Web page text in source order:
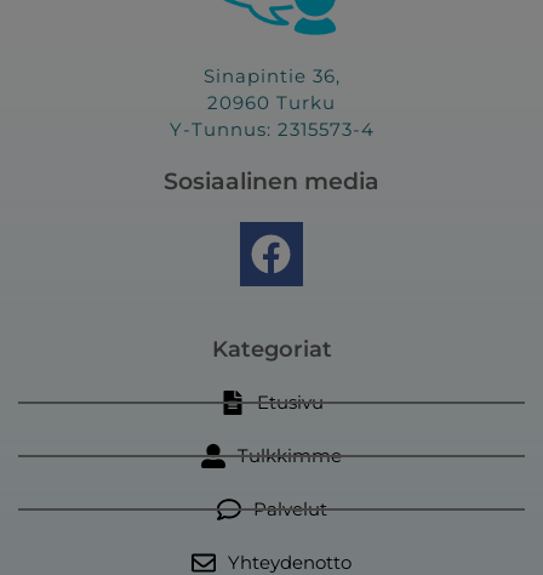
Sinapintie 36,
20960 Turku
Y-Tunnus: 2315573-4
Sosiaalinen media
F
a
e
b
o
o
k
Kategoriat
Etusivu
Tulkkimme
Palvelut
Yhteydenotto